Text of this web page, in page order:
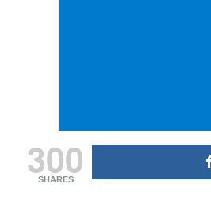
300
SHARES